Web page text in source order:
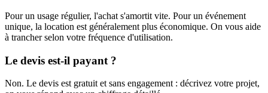
Pour un usage régulier, l'achat s'amortit vite. Pour un événement
unique, la location est généralement plus économique. On vous aide
à trancher selon votre fréquence d'utilisation.
Le devis est-il payant ?
Non. Le devis est gratuit et sans engagement : décrivez votre projet,